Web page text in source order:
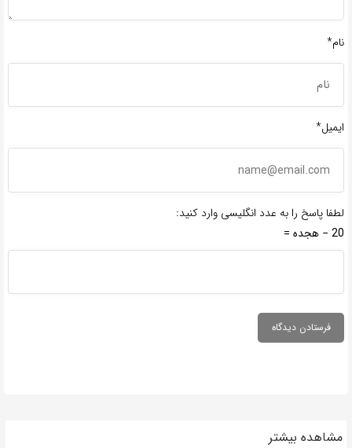
نام*
ایمیل*
لطفا پاسخ را به عدد انگلیسی وارد کنید:
20 − هجده =
مشاهده بیشتر